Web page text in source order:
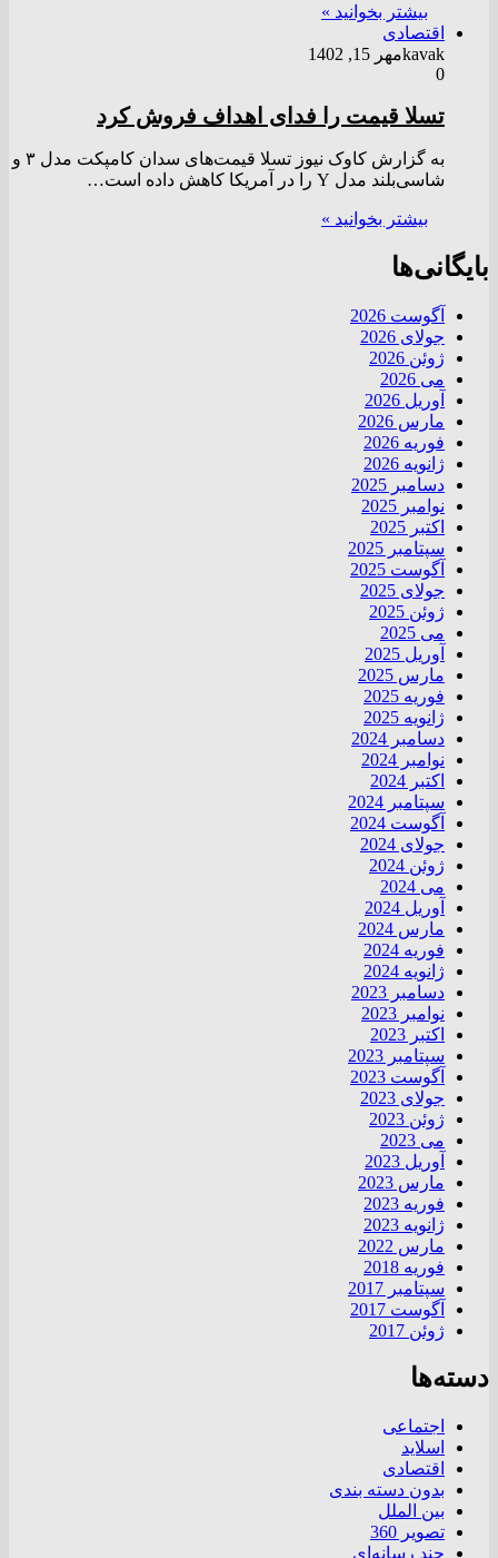
بیشتر بخوانید »
اقتصادی
kavakمهر 15, 1402
0
تسلا قیمت را فدای اهداف فروش کرد
به گزارش کاوک نیوز تسلا قیمت‌های سدان کامپکت مدل ۳ و
شاسی‌بلند مدل Y را در آمریکا کاهش داده است…
بیشتر بخوانید »
بایگانی‌ها
آگوست 2026
جولای 2026
ژوئن 2026
می 2026
آوریل 2026
مارس 2026
فوریه 2026
ژانویه 2026
دسامبر 2025
نوامبر 2025
اکتبر 2025
سپتامبر 2025
آگوست 2025
جولای 2025
ژوئن 2025
می 2025
آوریل 2025
مارس 2025
فوریه 2025
ژانویه 2025
دسامبر 2024
نوامبر 2024
اکتبر 2024
سپتامبر 2024
آگوست 2024
جولای 2024
ژوئن 2024
می 2024
آوریل 2024
مارس 2024
فوریه 2024
ژانویه 2024
دسامبر 2023
نوامبر 2023
اکتبر 2023
سپتامبر 2023
آگوست 2023
جولای 2023
ژوئن 2023
می 2023
آوریل 2023
مارس 2023
فوریه 2023
ژانویه 2023
مارس 2022
فوریه 2018
سپتامبر 2017
آگوست 2017
ژوئن 2017
دسته‌ها
اجتماعی
اسلاید
اقتصادی
بدون دسته بندی
بین الملل
تصویر 360
چند رسانه‌ای